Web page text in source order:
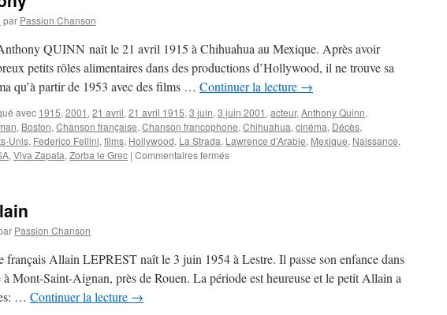
par Passion Chanson
QUINN naît le 21 avril 1915 à Chihuahua au Mexique. Après avoir
petits rôles alimentaires dans des productions d’Hollywood, il ne trouve sa
qu’à partir de 1953 avec des films … Continuer la lecture →
avec 1915, 2001 , 21 avril, 21 avril 1915, 3 juin, 3 juin 2001 , acteur, Anthony Quinn,
, Boston, Chanson française, Chanson francophone, Chihuahua, cinéma, Décès,
Unis, Federico Fellini, films, Hollywood, La Strada, Lawrence d'Arabie, Mexique, Naissance,
, Viva Zapata, Zorba le Grec | Commentaires ferméssur
Passion Chanson
français Allain LEPREST naît le 3 juin 1954 à Lestre. Il passe son enfance dans
Mont-Saint-Aignan, près de Rouen. La période est heureuse et le petit Allain a
… Continuer la lecture →